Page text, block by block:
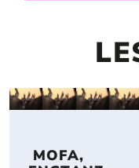
MOFA,